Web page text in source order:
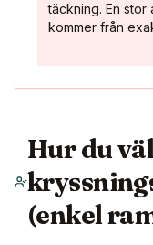
täckning. En
kommer från
Hur du
(enkel